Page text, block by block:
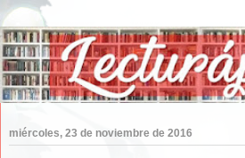
miércoles, 23 de noviembre de 2016